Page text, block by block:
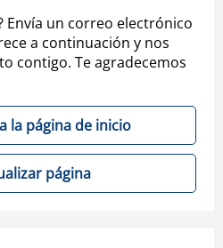
Envía un correo electrónico
a continuación y nos
contigo. Te agradecemos
la página de inicio
página